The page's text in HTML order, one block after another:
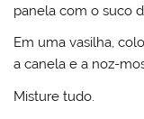
panela com o suco
Em uma vasilha,
a canela e a noz-
Misture tudo.